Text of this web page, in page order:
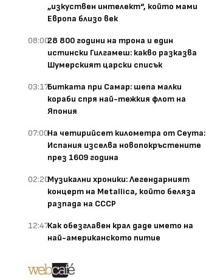
„изкуствен интелект“, който мами
Европа близо век
08:0028 800 години на трона и един
истински Гилгамеш: какво разказва
Шумерският царски списък
03:17Битката при Самар: шепа малки
кораби спря най-тежкия флот на
Япония
07:00На четирийсет километра от Сеута:
Испания изселва новопокръстените
през 1609 година
02:20Музикални хроники: Легендарният
концерт на Metallica, който беляза
разпада на СССР
12:47Как обезглавен крал даде името на
най-американското питие